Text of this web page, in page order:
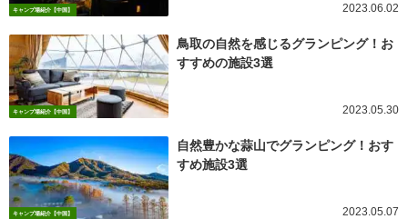
キャンプ場紹介【中国】 2023.06.02
キャンプ場紹介【中国】
鳥取の自然を感じるグランピング！お
すすめの施設3選
2023.05.30
キャンプ場紹介【中国】
自然豊かな蒜山でグランピング！おす
すめ施設3選
2023.05.07